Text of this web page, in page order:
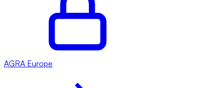
AGRA Europe